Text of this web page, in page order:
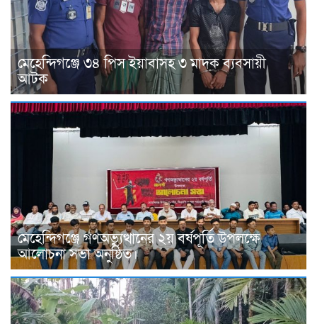
মেহেন্দিগঞ্জে ৩৪ পিস ইয়াবাসহ ৩ মাদক ব্যবসায়ী
আটক
মেহেন্দিগঞ্জে গণঅভ্যুত্থানের ২য় বর্ষপূর্তি উপলক্ষে
আলোচনা সভা অনুষ্ঠিত।